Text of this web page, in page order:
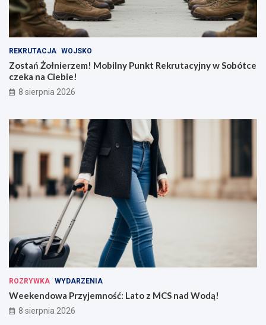
REKRUTACJA WOJSKO
Zostań Żołnierzem! Mobilny Punkt Rekrutacyjny w Sobótce
czeka na Ciebie!
8 sierpnia 2026
ROZRYWKA WYDARZENIA
Weekendowa Przyjemność: Lato z MCS nad Wodą!
8 sierpnia 2026